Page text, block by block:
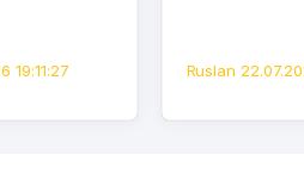
19:11:27 Ruslan